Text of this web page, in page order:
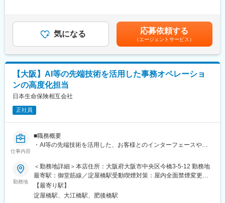
多様な部署、グループ会社などと関わる中で、幅広な知見や専門
性を高めていただくことができます。業界問わず、どの事業会社
にも必要な機能であり、マーケットバリューを高めていただける
業務です。
また、経営層との日常的なコミュニケーション機会も多く、経営
目線での知見も高めていただけます。・2025-1762G
変更の範囲：会社の定める業務
ジメントや人材育成を担う
知識・スキルの習得が可能です
・保険会社での保険事務オペレーション経験、事務・システム企
画経験については即戦力となり得ます
・適性やキャリア志向等を踏まえ、将来的には引受査定領域以外
も含む、様々な業務を経験いただく可能性もあります
・2023-3596G
変更の範囲：会社の定める業務
気になる 応募依頼する
（エージェントサービス）
【大阪】AI等の先端技術を活用した事務オペレーショ
ンの高度化担当
日本生命保険相互会社
正社員
仕事内容
■職務概要
・AI等の先端技術を活用した、お客様とのインターフェースや紙
クトを各担当部にて企画・推進いただきます。
■職務詳細
・各領域のプロジェクト推進業務
（プロジェクト例）
勤務地
＜勤務地詳細＞本店住所：大阪府大阪市中央区今橋3-5-12 勤務地
最寄駅：御堂筋線／淀屋橋駅受動喫煙対策：屋内全面禁煙変更の
範囲：会社の定める事業所
【最寄り駅】
淀屋橋駅、大江橋駅、肥後橋駅